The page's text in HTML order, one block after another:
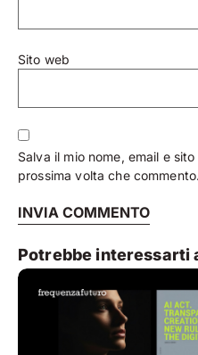
Sito web
Salva il mio nome, email e
prossima volta che commento.
Potrebbe interessarti